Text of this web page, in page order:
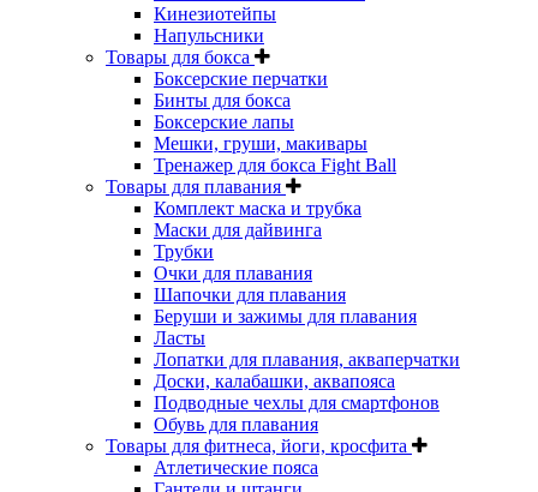
Кинезиотейпы
Напульсники
Товары для бокса
Боксерские перчатки
Бинты для бокса
Боксерские лапы
Мешки, груши, макивары
Тренажер для бокса Fight Ball
Товары для плавания
Комплект маска и трубка
Маски для дайвинга
Трубки
Очки для плавания
Шапочки для плавания
Беруши и зажимы для плавания
Ласты
Лопатки для плавания, акваперчатки
Доски, калабашки, аквапояса
Подводные чехлы для смартфонов
Обувь для плавания
Товары для фитнеса, йоги, кросфита
Атлетические пояса